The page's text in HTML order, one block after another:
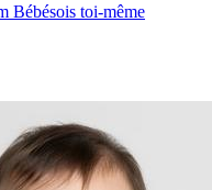
Bébésois toi-même